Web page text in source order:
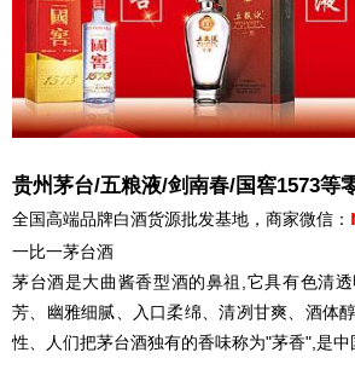
贵州茅台/五粮液/剑南春/国窖1573等
全国高端品牌白酒货源批发基地，商家微信：
一比一茅台酒
茅台酒是大曲酱香型酒的鼻祖,它具有色清
芳、幽雅细腻、入口柔绵、清冽甘爽、酒体
性、人们把茅台酒独有的香味称为"茅香",是中